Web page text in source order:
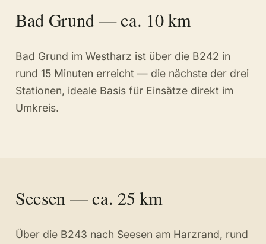
Bad Grund — ca. 10 km
Bad Grund im Westharz ist über die B242 in
rund 15 Minuten erreicht — die nächste der drei
Stationen, ideale Basis für Einsätze direkt im
Umkreis.
Seesen — ca. 25 km
Über die B243 nach Seesen am Harzrand, rund